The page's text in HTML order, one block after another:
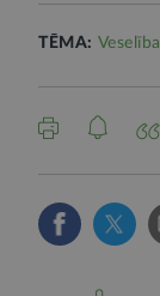
TĒMA: Veselība